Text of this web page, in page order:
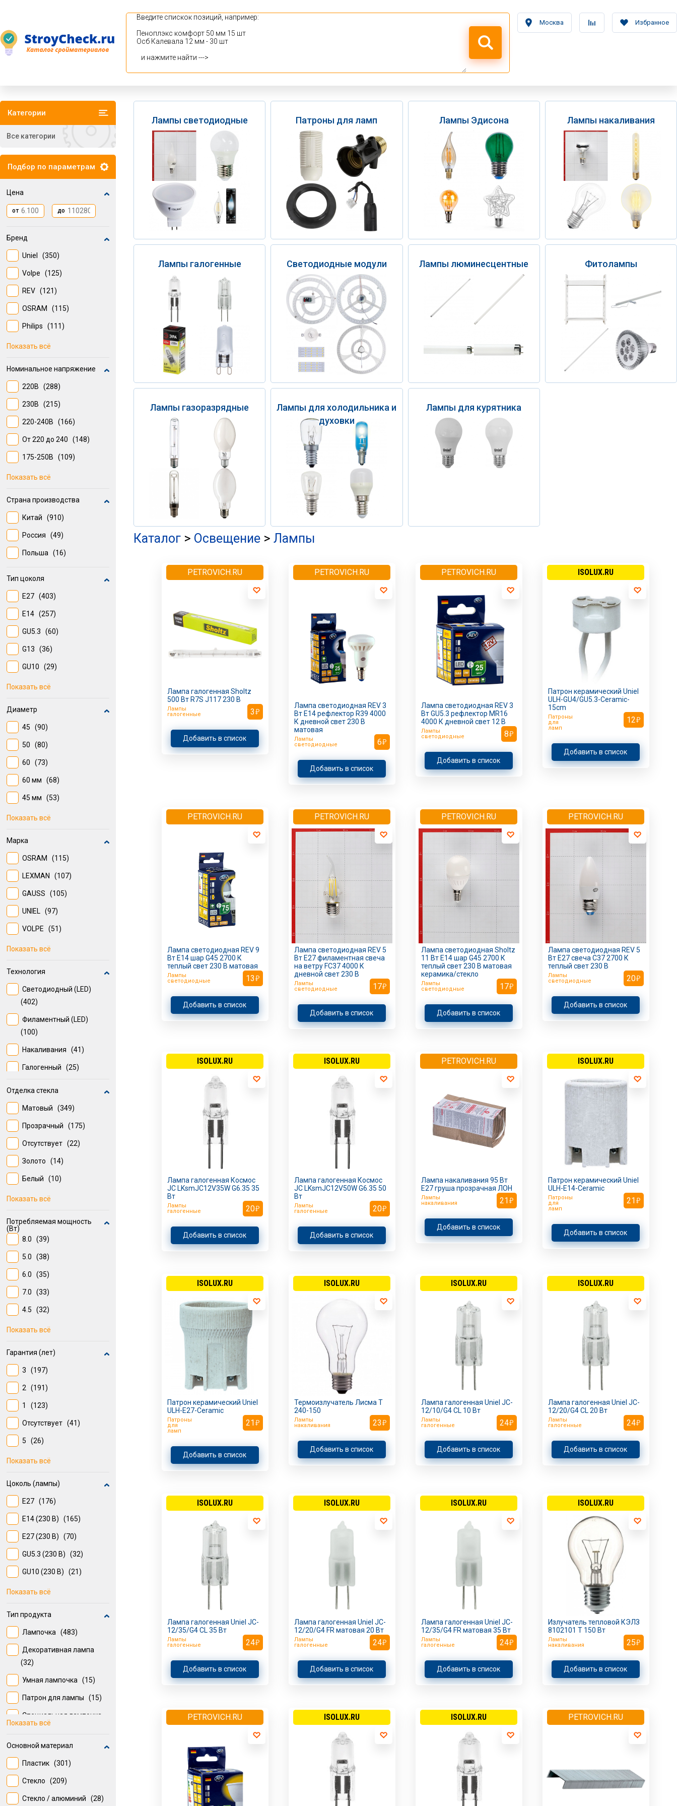
Москва Избранное
Категории
Все категории
Подбор по параметрам
Цена
от до
Бренд
Uniel (350)
Volpe (125)
REV (121)
OSRAM (115)
Philips (111)
LEXMAN(107)
Показать всё
Номинальное напряжение
220В (288)
230В (215)
220-240В (166)
От 220 до 240 (148)
175-250В (109)
180-240В
Показать всё
Страна производства
Китай (910)
Россия (49)
Польша (16)
Тип цоколя
E27 (403)
E14 (257)
GU5.3 (60)
G13 (36)
GU10 (29)
GX53 (27)
(21)
E40 (17)
G9 (14)
G4 (11)
Показать всё
Диаметр
45 (90)
50 (80)
60 (73)
60 мм (68)
45 мм (53)
35(47)
Показать всё
Марка
OSRAM (115)
LEXMAN (107)
GAUSS (105)
UNIEL (97)
VOLPE (51)
BELLIGHT
OXION
APEYRON(14)
IEK(10)
TDM ELECTRIC (7)
Показать всё
Технология
Светодиодный (LED)
(402)
Филаментный (LED)
(100)
Накаливания (41)
Галогенный (25)
Отделка стекла
Матовый (349)
Прозрачный (175)
Отсутствует (22)
Золото (14)
Белый (10)
Янтарный
Показать всё
Потребляемая мощность
(Вт)
8.0 (39)
5.0 (38)
6.0 (35)
7.0 (33)
4.5 (32)
5(25)
Показать всё
Гарантия (лет)
3 (197)
2 (191)
1 (123)
Отсутствует (41)
5 (26)
0.5(8)
Показать всё
Цоколь (лампы)
E27 (176)
E14 (230 В) (165)
E27 (230 В) (70)
GU5.3 (230 В) (32)
GU10 (230 В) (21)
GX53 (21)
R7S (230 В)
E14(9)
Встроенные светодиоды
Показать всё
Тип продукта
Лампочка (483)
Декоративная лампа
(32)
Умная лампочка (15)
Патрон для лампы (15)
Специальная лампочка
(11)
Линейная
люминисцентная лампа
Показать всё
Основной материал
Пластик (301)
Стекло (209)
Стекло / алюминий (28)
Лампы светодиодные Патроны для ламп Лампы Эдисона Лампы накаливания
Лампы галогенные Светодиодные модули Лампы люминесцентные Фитолампы
Лампы газоразрядные
Лампы для холодильника и
духовки
Лампы для курятника
Каталог > Освещение > Лампы
PETROVICH.RU
Лампа галогенная Sholtz
500 Вт R7S J117 230 В
Лампы
галогенные
3
Добавить в список
PETROVICH.RU
Лампа светодиодная REV 3
Вт Е14 рефлектор R39 4000
К дневной свет 230 В
матовая
Лампы
светодиодные
6
Добавить в список
PETROVICH.RU
Лампа светодиодная REV 3
Вт GU5.3 рефлектор MR16
4000 К дневной свет 12 В
Лампы
светодиодные
8
Добавить в список
ISOLUX.RU
Патрон керамический Uniel
ULH-GU4/GU5.3-Ceramic-
15cm
Патроны
для
ламп
12
Добавить в список
PETROVICH.RU
Лампа светодиодная REV 9
Вт E14 шар G45 2700 К
теплый свет 230 В матовая
Лампы
светодиодные
13
Добавить в список
PETROVICH.RU
Лампа светодиодная REV 5
Вт Е27 филаментная свеча
на ветру FC37 4000 К
дневной свет 230 В
Лампы
светодиодные
17
Добавить в список
PETROVICH.RU
Лампа светодиодная Sholtz
11 Вт E14 шар G45 2700 К
теплый свет 230 В матовая
керамика/стекло
Лампы
светодиодные
17
Добавить в список
PETROVICH.RU
Лампа светодиодная REV 5
Вт Е27 свеча С37 2700 К
теплый свет 230 В
Лампы
светодиодные
20
Добавить в список
ISOLUX.RU
Лампа галогенная Космос
JC LKsmJC12V35W G6.35 35
Вт
Лампы
галогенные
20
Добавить в список
ISOLUX.RU
Лампа галогенная Космос
JC LKsmJC12V50W G6.35 50
Вт
Лампы
галогенные
20
Добавить в список
PETROVICH.RU
Лампа накаливания 95 Вт
Е27 груша прозрачная ЛОН
Лампы
накаливания
21
Добавить в список
ISOLUX.RU
Патрон керамический Uniel
ULH-E14-Ceramic
Патроны
для
ламп
21
Добавить в список
ISOLUX.RU
Патрон керамический Uniel
ULH-E27-Ceramic
Патроны
для
ламп
21
Добавить в список
ISOLUX.RU
Термоизлучатель Лисма Т
240-150
Лампы
накаливания
23
Добавить в список
ISOLUX.RU
Лампа галогенная Uniel JC-
12/10/G4 СL 10 Вт
Лампы
галогенные
24
Добавить в список
ISOLUX.RU
Лампа галогенная Uniel JC-
12/20/G4 СL 20 Вт
Лампы
галогенные
24
Добавить в список
ISOLUX.RU
Лампа галогенная Uniel JC-
12/35/G4 СL 35 Вт
Лампы
галогенные
24
Добавить в список
ISOLUX.RU
Лампа галогенная Uniel JC-
12/20/G4 FR матовая 20 Вт
Лампы
галогенные
24
Добавить в список
ISOLUX.RU
Лампа галогенная Uniel JC-
12/35/G4 FR матовая 35 Вт
Лампы
галогенные
24
Добавить в список
ISOLUX.RU
Излучатель тепловой КЭЛЗ
8102101 Т 150 Вт
Лампы
накаливания
25
Добавить в список
PETROVICH.RU ISOLUX.RU ISOLUX.RU PETROVICH.RU